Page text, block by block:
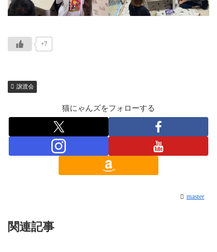
+7
譲渡会
猫にゃんズをフォローする
master
関連記事